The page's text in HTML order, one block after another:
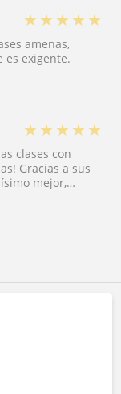
★ ★ ★ ★ ★
amenas,
es exigente.
★ ★ ★ ★ ★
clases con
Gracias a sus
mejor,
me entiende